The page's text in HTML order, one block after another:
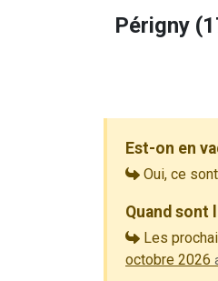
Périgny
Est-on en
Oui, ce
Quand sont
Les
octobre 2026